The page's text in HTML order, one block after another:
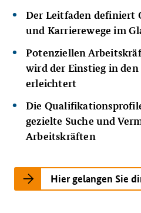
Der Leitfaden definiert
und Karrierewege im
Potenziellen
wird der Einstieg in den
erleichtert
Die
gezielte Suche und
Arbeitskräften
Hier gelangen Sie